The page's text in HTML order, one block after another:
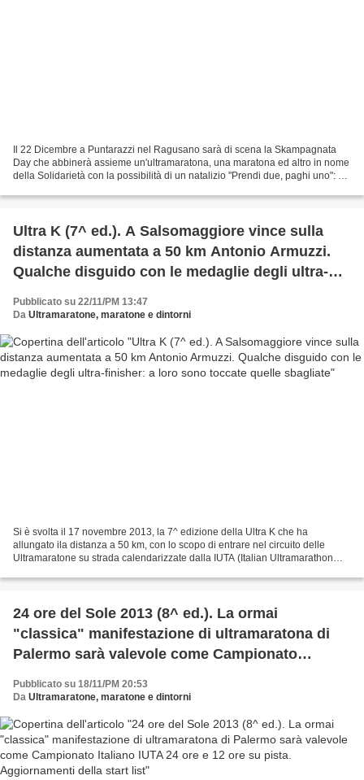
Il 22 Dicembre a Puntarazzi nel Ragusano sarà di scena la Skampagnata
Day che abbinerà assieme un'ultramaratona, una maratona ed altro in nome
della Solidarietà con la possibilità di un natalizio "Prendi due, paghi uno": c
Ultra K (7^ ed.). A Salsomaggiore vince sulla
distanza aumentata a 50 km Antonio Armuzzi.
Qualche disguido con le medaglie degli ultra-
Pubblicato su 22/11/PM 13:47
Da Ultramaratone, maratone e dintorni
Si è svolta il 17 novembre 2013, la 7^ edizione della Ultra K che ha
allungato ila distanza a 50 km, con lo scopo di entrare nel circuito delle
Ultramaratone su strada calendarizzate dalla IUTA (Italian Ultramarathon
24 ore del Sole 2013 (8^ ed.). La ormai
"classica" manifestazione di ultramaratona di
Palermo sarà valevole come Campionato
Aggiornamenti della start list
Pubblicato su 18/11/PM 20:53
Da Ultramaratone, maratone e dintorni